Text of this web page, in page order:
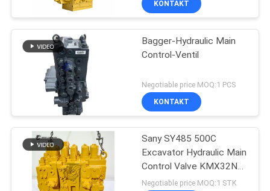
KONTAKT
Bagger-Hydraulic Main
Control-Ventil
Negotiable price MOQ:1 PCS
KONTAKT
Sany SY485 500C
Excavator Hydraulic Main
Control Valve KMX32NA
High Quality
Negotiable price MOQ:1 STK